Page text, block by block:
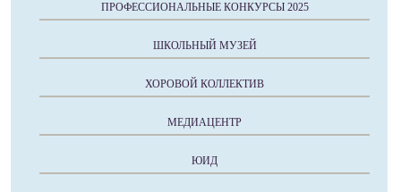
ПРОФЕССИОНАЛЬНЫЕ КОНКУРСЫ 2025
ШКОЛЬНЫЙ МУЗЕЙ
ХОРОВОЙ КОЛЛЕКТИВ
МЕДИАЦЕНТР
ЮИД